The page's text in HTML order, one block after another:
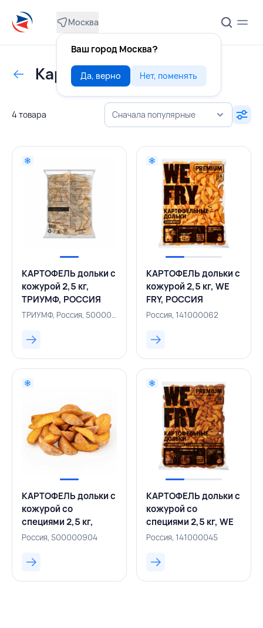
Москва
Ваш город Москва?
Да, верно Нет, поменять
Картофельные дольки
4 товара Сначала популярные
КАРТОФЕЛЬ дольки с
кожурой 2,5 кг,
ТРИУМФ, РОССИЯ
ТРИУМФ, Россия, 500000905
КАРТОФЕЛЬ дольки с
кожурой 2,5 кг, WE
FRY, РОССИЯ
Россия, 141000062
КАРТОФЕЛЬ дольки с
кожурой со
специями 2,5 кг,
ТРИУМФ, РОССИЯ
Россия, 500000904
КАРТОФЕЛЬ дольки с
кожурой со
специями 2,5 кг, WE
FRY, РОССИЯ
Россия, 141000045